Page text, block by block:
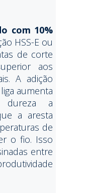
com 10%
HSS-E ou
de corte
aos
A adição
aumenta
dureza a
a aresta
de
o fio. Isso
entre